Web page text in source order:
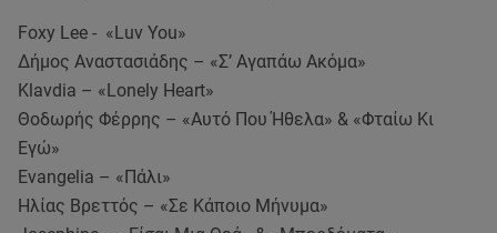
Foxy Lee - «Luv You»
Δήμος Αναστασιάδης – «Σ’ Αγαπάω Ακόμα»
Klavdia – «Lonely Heart»
Θοδωρής Φέρρης – «Αυτό Που Ήθελα» & «Φταίω Κι
Εγώ»
Evangelia – «Πάλι»
Ηλίας Βρεττός – «Σε Κάποιο Μήνυμα»